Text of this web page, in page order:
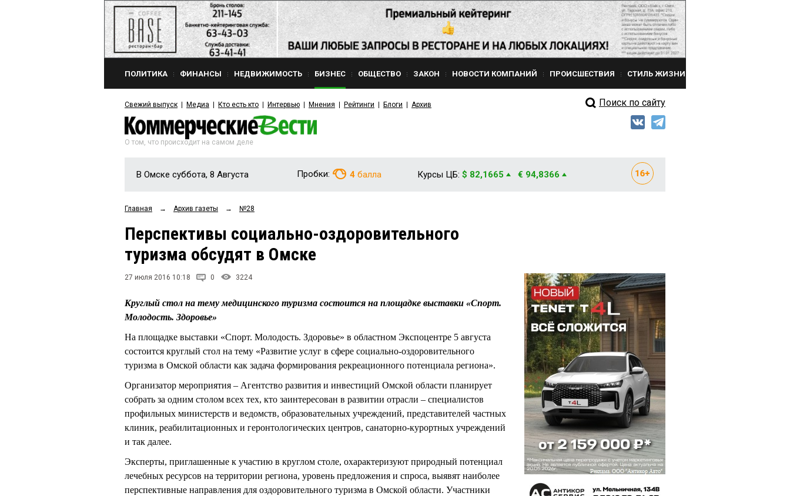
ПОЛИТИКА ФИНАНСЫ НЕДВИЖИМОСТЬ БИЗНЕС ОБЩЕСТВО ЗАКОН НОВОСТИ КОМПАНИЙ ПРОИСШЕСТВИЯ СТИЛЬ ЖИЗНИ
Свежий выпуск Медиа Кто есть кто Интервью Мнения Рейтинги Блоги Архив Поиск по сайту
О том, что происходит на самом деле
В Омске суббота, 8 Августа Пробки: 4 балла Курсы ЦБ: $ 82,1665 € 94,8366
Главная → Архив газеты → №28
Перспективы социально-оздоровительного
туризма обсудят в Омске
27 июля 2016 10:18 0 3224
Круглый стол на тему медицинского туризма состоится на площадке выставки «Спорт.
Молодость. Здоровье»
На площадке выставки «Спорт. Молодость. Здоровье» в областном Экспоцентре 5 августа
состоится круглый стол на тему «Развитие услуг в сфере социально-оздоровительного
туризма в Омской области как задача формирования рекреационного потенциала региона».
Организатор мероприятия – Агентство развития и инвестиций Омской области планирует
собрать за одним столом всех тех, кто заинтересован в развитии отрасли – специалистов
профильных министерств и ведомств, образовательных учреждений, представителей частных
клиник, реабилитационных и геронтологических центров, санаторно-курортных учреждений
и так далее.
Эксперты, приглашенные к участию в круглом столе, охарактеризуют природный потенциал
лечебных ресурсов на территории региона, уровень предложения и спроса, выявят наиболее
перспективные направления для оздоровительного туризма в Омской области. Участники